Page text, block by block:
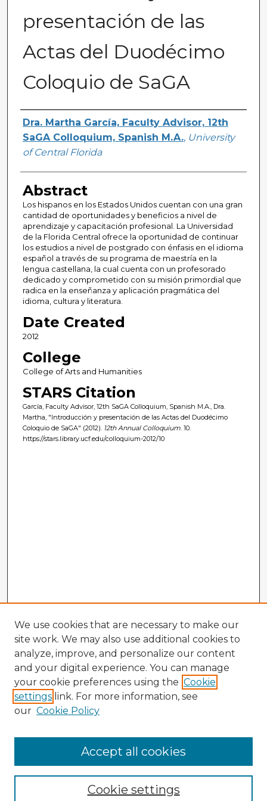
presentación de las
Actas del Duodécimo
Coloquio de SaGA
Author(s)
Dra. Martha García, Faculty Advisor, 12th
SaGA Colloquium, Spanish M.A., University
of Central Florida
Abstract
Los hispanos en los Estados Unidos cuentan con una gran
cantidad de oportunidades y beneficios a nivel de
aprendizaje y capacitación profesional. La Universidad
de la Florida Central ofrece la oportunidad de continuar
los estudios a nivel de postgrado con énfasis en el idioma
español a través de su programa de maestría en la
lengua castellana, la cual cuenta con un profesorado
dedicado y comprometido con su misión primordial que
radica en la enseñanza y aplicación pragmática del
idioma, cultura y literatura.
Date Created
2012
College
College of Arts and Humanities
STARS Citation
García, Faculty Advisor, 12th SaGA Colloquium, Spanish M.A., Dra.
Martha, "Introducción y presentación de las Actas del Duodécimo
Coloquio de SaGA" (2012). 12th Annual Colloquium. 10.
https://stars.library.ucf.edu/colloquium-2012/10
Enter search terms:
We use cookies that are necessary to make our
site work. We may also use additional cookies to
analyze, improve, and personalize our content
and your digital experience. You can manage
your cookie preferences using the Cookie
settings link. For more information, see
our Cookie Policy
Cookie settings
Accept all cookies